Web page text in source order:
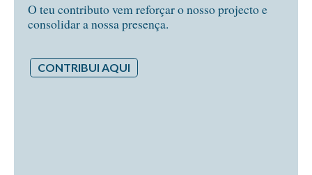
O teu contributo vem reforçar o nosso projecto e
consolidar a nossa presença.
CONTRIBUI AQUI